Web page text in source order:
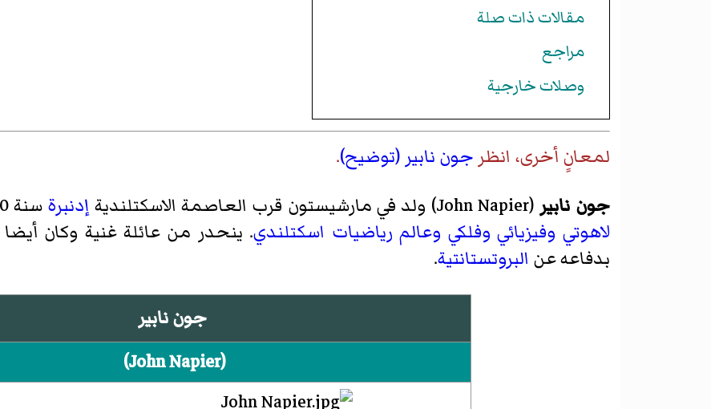
مقالات ذات صلة
مراجع
وصلات خارجية
لمعانٍ أخرى، انظر جون نابير (توضيح).
جون نابير (
John Napier)‏ ولد في مارشيستون قرب العاصمة الاسكتلندية إدنبرة سنة 1550 وتوفي في 14 أبريل سنة 1617. هو
لاهوتي وفيزيائي وفلكي وعالم رياضيات اسكتلندي. ينحدر من عائلة غنية وكان
بدفاعه عن البروتستانتية.
جون نابير
(
John Napier
)‏